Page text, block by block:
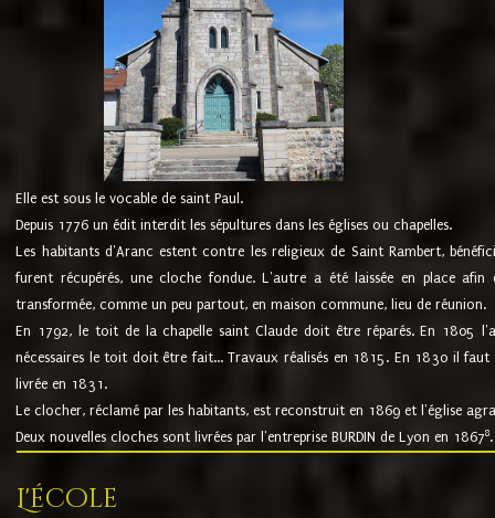
Elle est sous le vocable de saint Paul.
Depuis 1776 un édit interdit les sépultures dans les églises ou chapelles.
Les habitants d'Aranc estent contre les religieux de Saint Rambert,
furent récupérés, une cloche fondue. L'autre a été laissée en place
transformée, comme un peu partout, en maison commune, lieu de réunion.
En 1792, le toit de la chapelle saint Claude doit être réparés. En 1805
nécessaires le toit doit être fait... Travaux réalisés en 1815. En 1830 il
livrée en 1831.
Le clocher, réclamé par les habitants, est reconstruit en 1869 et l'église
Deux nouvelles cloches sont livrées par l'entreprise BURDIN de Lyon en 18678.
L'école